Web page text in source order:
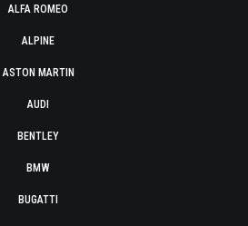
ALFA ROMEO
ALPINE
ASTON MARTIN
AUDI
BENTLEY
BMW
BUGATTI